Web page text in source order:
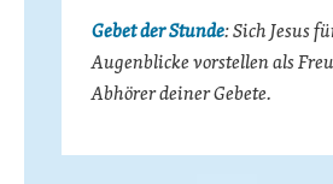
Gebet der Stunde: Sich Jesus
Augenblicke vorstellen als
Abhörer deiner Gebete.